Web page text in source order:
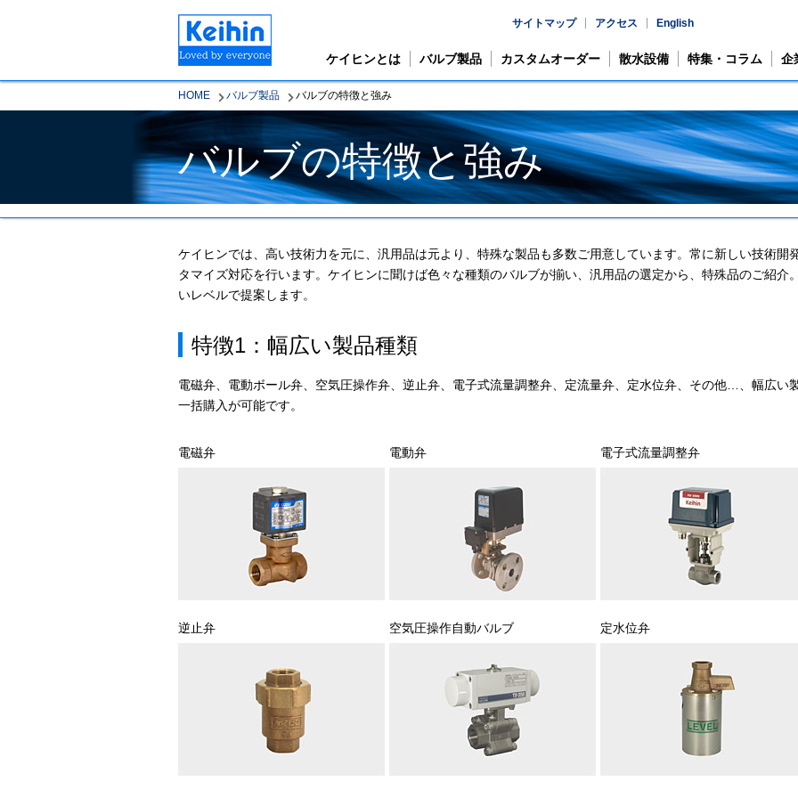
サイトマップ アクセス English
ケイヒンとは バルブ製品 カスタムオーダー 散水設備 特集・コラム 企
HOME バルブ製品 バルブの特徴と強み
バルブの特徴と強み
ケイヒンでは、高い技術力を元に、汎用品は元より、特殊な製品も多数ご用意しています。常に新しい技術開
タマイズ対応を行います。ケイヒンに聞けば色々な種類のバルブが揃い、汎用品の選定から、特殊品のご紹介
いレベルで提案します。
特徴1：幅広い製品種類
電磁弁、電動ボール弁、空気圧操作弁、逆止弁、電子式流量調整弁、定流量弁、定水位弁、その他…、幅広い
一括購入が可能です。
電磁弁 電動弁 電子式流量調整弁
逆止弁 空気圧操作自動バルブ 定水位弁